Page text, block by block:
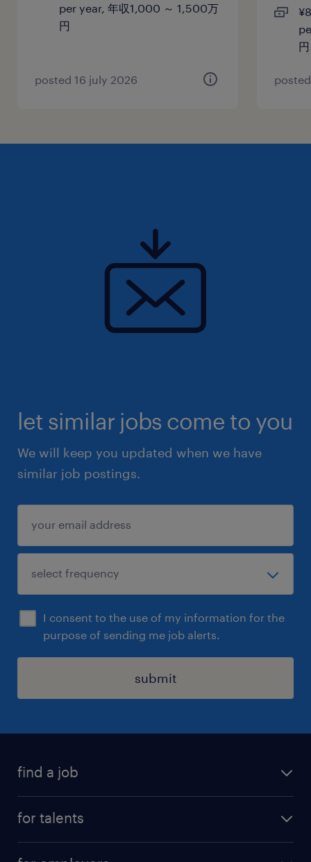
per year, 年収1,000 ～ 1,500万
円
posted 16 july 2026
円
let similar jobs come to you
We will keep you updated when we have
similar job postings.
I consent to the use of my information for the
purpose of sending me job alerts.
submit
find a job
for talents